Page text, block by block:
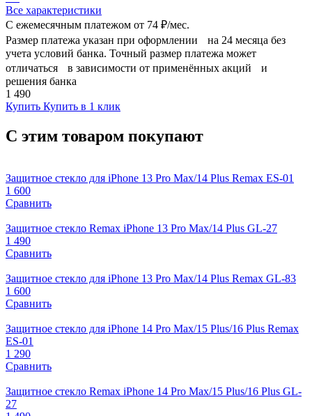
Все характеристики
С ежемесячным платежом от 74 ₽/мес.
Размер платежа указан при оформлении на 24 месяца без
учета условий банка. Точный размер платежа может
отличаться в зависимости от применённых акций и
решения банка
1 490
Купить Купить в 1 клик
С этим товаром покупают
Защитное стекло для iPhone 13 Pro Max/14 Plus Remax ES-01
1 600
Сравнить
Защитное стекло Remax iPhone 13 Pro Max/14 Plus GL-27
1 490
Сравнить
Защитное стекло для iPhone 13 Pro Max/14 Plus Remax GL-83
1 600
Сравнить
Защитное стекло для iPhone 14 Pro Max/15 Plus/16 Plus Remax
ES-01
1 290
Сравнить
Защитное стекло Remax iPhone 14 Pro Max/15 Plus/16 Plus GL-
27